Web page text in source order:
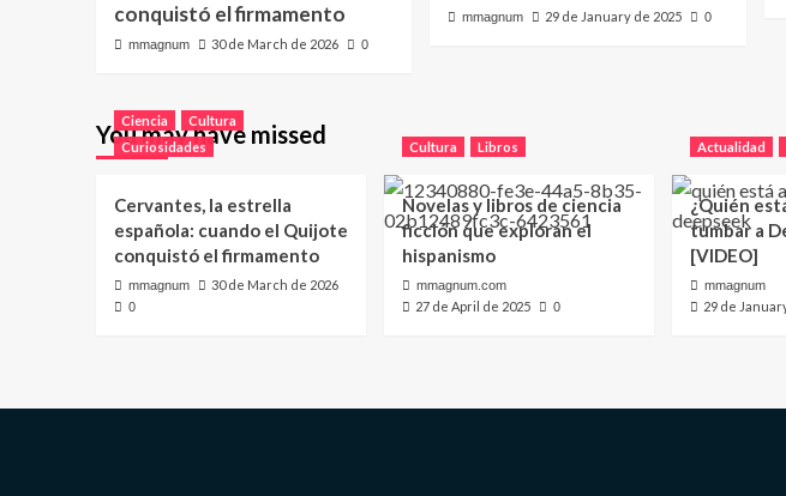
conquistó el firmamento
mmagnum 30 de March de 2026 0
mmagnum 29 de January de 2025 0
You may have missed
Ciencia
Cultura
Curiosidades
Cervantes, la estrella
española: cuando el Quijote
conquistó el firmamento
mmagnum 30 de March de 2026
0
Cultura Libros
Novelas y libros de ciencia
ficción que exploran el
hispanismo
mmagnum.com
27 de April de 2025 0
Actualidad
¿Quién
tumbar a
[VIDEO]
mmagnum
29 de